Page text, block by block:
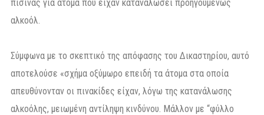
πισίνας για άτομα που είχαν καταναλώσει προηγουμένως
αλκοόλ.
Σύμφωνα με το σκεπτικό της απόφασης του Δικαστηρίου, αυτό
αποτελούσε «σχήμα οξύμωρο επειδή τα άτομα στα οποία
απευθύνονταν οι πινακίδες είχαν, λόγω της κατανάλωσης
αλκοόλης, μειωμένη αντίληψη κινδύνου. Μάλλον με “φύλλο